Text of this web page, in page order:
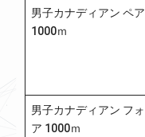
男子カナディアン ペア
1000ｍ
男子カナディアン フォ
ア 1000ｍ